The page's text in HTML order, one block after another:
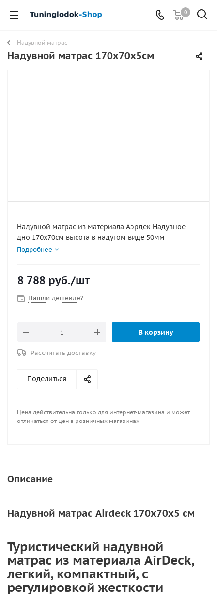
0
Надувной матрас
Надувной матрас 170х70x5см
Надувной матрас из материала Аэрдек Надувное
дно 170х70см высота в надутом виде 50мм
Подробнее
8 788 руб./шт
Нашли дешевле?
В корзину
Рассчитать доставку
Поделиться
Цена действительна только для интернет-магазина и может
отличаться от цен в розничных магазинах
Описание
Надувной матрас Airdeck 170x70x5 см
Туристический надувной
матрас из материала AirDeck,
легкий, компактный, с
регулировкой жесткости